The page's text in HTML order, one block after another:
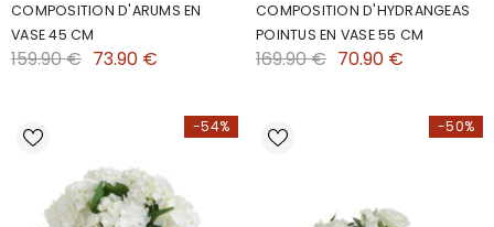
COMPOSITION D'ARUMS EN
VASE 45 CM
159.90 € 73.90 €
COMPOSITION D'HYDRANGEAS
POINTUS EN VASE 55 CM
169.90 € 70.90 €
-54% -50%